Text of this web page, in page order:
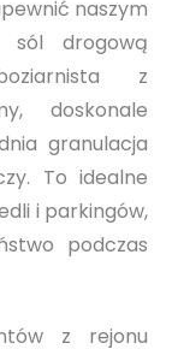
naszym
sól drogową
z
doskonale
granulacja
To idealne
i parkingów,
podczas
z rejonu